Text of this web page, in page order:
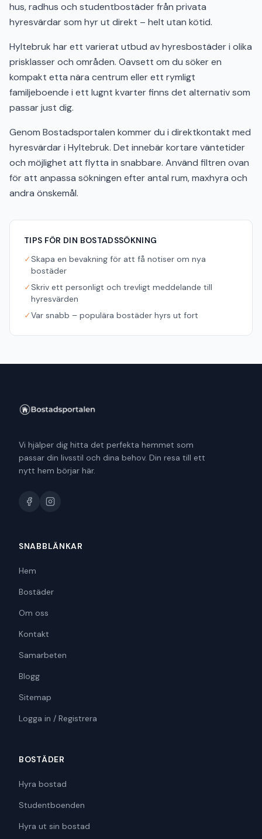
hus, radhus och studentbostäder från privata
hyresvärdar som hyr ut direkt – helt utan kötid.
Hyltebruk har ett varierat utbud av hyresbostäder i olika
prisklasser och områden. Oavsett om du söker en
kompakt etta nära centrum eller ett rymligt
familjeboende i ett lugnt kvarter finns det alternativ som
passar just dig.
Genom Bostadsportalen kommer du i direktkontakt med
hyresvärdar i Hyltebruk. Det innebär kortare väntetider
och möjlighet att flytta in snabbare. Använd filtren ovan
för att anpassa sökningen efter antal rum, maxhyra och
andra önskemål.
TIPS FÖR DIN BOSTADSSÖKNING
✓Skapa en bevakning för att få notiser om nya
bostäder
✓Skriv ett personligt och trevligt meddelande till
hyresvärden
✓Var snabb – populära bostäder hyrs ut fort
Vi hjälper dig hitta det perfekta hemmet som
passar din livsstil och dina behov. Din resa till ett
nytt hem börjar här.
SNABBLÄNKAR
Hem
Bostäder
Om oss
Kontakt
Samarbeten
Blogg
Sitemap
Logga in / Registrera
BOSTÄDER
Hyra bostad
Studentboenden
Hyra ut sin bostad